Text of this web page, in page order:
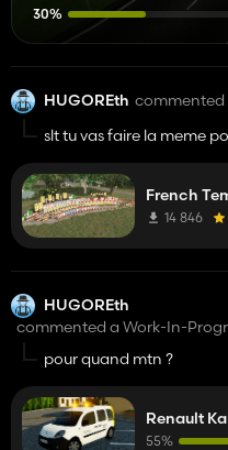
30%
HUGOREth commented
slt tu vas faire la meme
French
14 846
HUGOREth
commented a Work-In-
pour quand mtn ?
Renault
55%